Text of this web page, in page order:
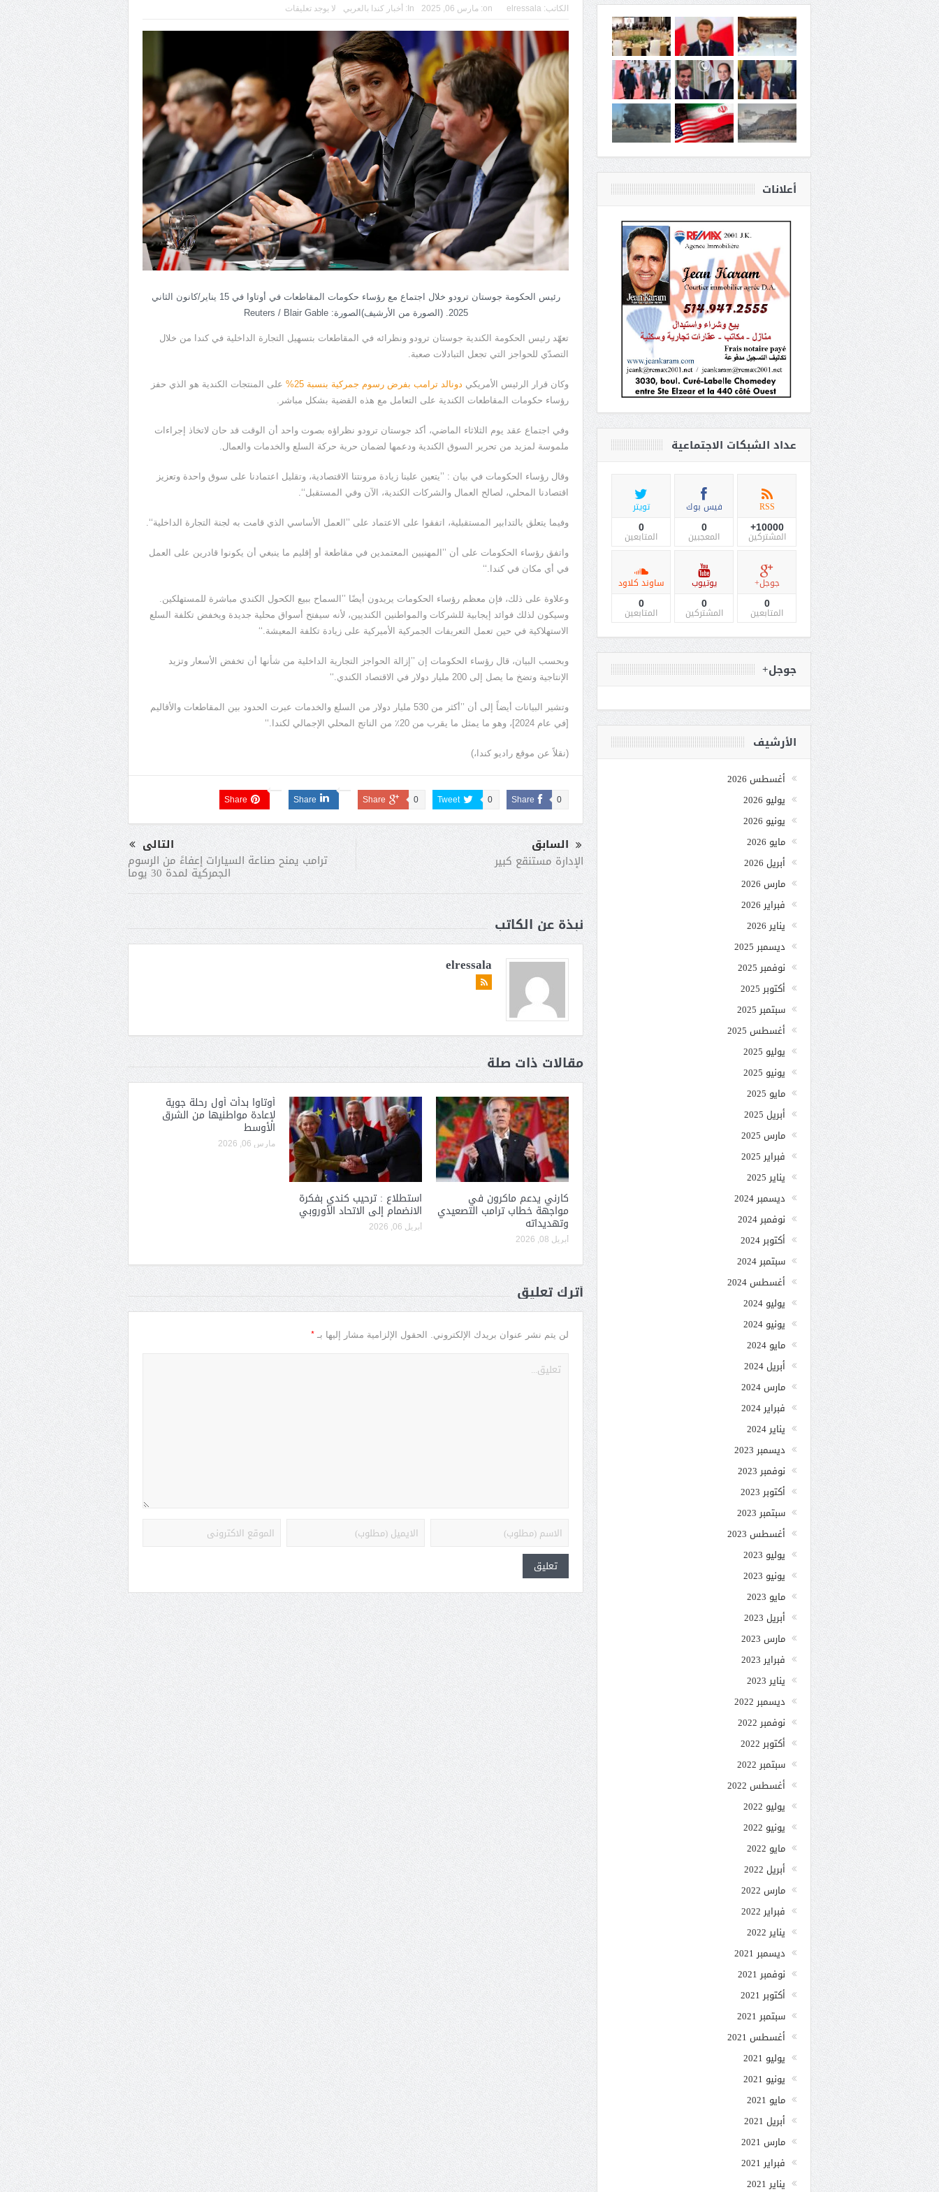
الكاتب: elressala
on: مارس 06, 2025 In: أخبار كندا بالعربي لا يوجد تعليقات
رئيس الحكومة جوستان ترودو خلال اجتماع مع رؤساء حكومات المقاطعات في أوتاوا في 15 يناير/كانون الثاني
2025. (الصورة من الأرشيف)الصورة: Reuters / Blair Gable
تعهّد رئيس الحكومة الكندية جوستان ترودو ونظرائه في المقاطعات بتسهيل التجارة الداخلية في كندا من خلال
التصدّي للحواجز التي تجعل التبادلات صعبة.
وكان قرار الرئيس الأمريكي دونالد ترامب بفرض رسوم جمركية بنسبة 25%
على المنتجات الكندية هو الذي حفز
رؤساء حكومات المقاطعات الكندية على التعامل مع هذه القضية بشكل مباشر.
وفي اجتماع عقد يوم الثلاثاء الماضي، أكد جوستان ترودو نظراؤه بصوت واحد أن الوقت قد حان لاتخاذ إجراءات
ملموسة لمزيد من تحرير السوق الكندية ودعمها لضمان حرية حركة السلع والخدمات والعمال.
وقال رؤساء الحكومات في بيان : ’’يتعين علينا زيادة مرونتنا الاقتصادية، وتقليل اعتمادنا على سوق واحدة وتعزيز
اقتصادنا المحلي، لصالح العمال والشركات الكندية، الآن وفي المستقبل‘‘.
وفيما يتعلق بالتدابير المستقبلية، اتفقوا على الاعتماد على ’’العمل الأساسي الذي قامت به لجنة التجارة الداخلية‘‘.
واتفق رؤساء الحكومات على أن ’’المهنيين المعتمدين في مقاطعة أو إقليم ما ينبغي أن يكونوا قادرين على العمل
في أي مكان في كندا.‘‘
وعلاوة على ذلك، فإن معظم رؤساء الحكومات يريدون أيضًا ’’السماح ببيع الكحول الكندي مباشرة للمستهلكين.
وسيكون لذلك فوائد إيجابية للشركات والمواطنين الكنديين، لأنه سيفتح أسواق محلية جديدة ويخفض تكلفة السلع
الاستهلاكية في حين تعمل التعريفات الجمركية الأميركية على زيادة تكلفة المعيشة.‘‘
وبحسب البيان، قال رؤساء الحكومات إن ’’إزالة الحواجز التجارية الداخلية من شأنها أن تخفض الأسعار وتزيد
الإنتاجية وتضخ ما يصل إلى 200 مليار دولار في الاقتصاد الكندي.‘‘
وتشير البيانات أيضاً إلى أن ’’أكثر من 530 مليار دولار من السلع والخدمات عبرت الحدود بين المقاطعات والأقاليم
[في عام 2024]، وهو ما يمثل ما يقرب من 20٪ من الناتج المحلي الإجمالي لكندا.‘‘
(نقلاً عن موقع راديو كندا،)
Share 0
Tweet 0
Share 0
Share
Share
السابق
الإدارة مستنقع كبير
التالى
ترامب يمنح صناعة السيارات إعفاءً من الرسوم
الجمركية لمدة 30 يوما
نبذة عن الكاتب
elressala
مقالات ذات صلة
كارني يدعم ماكرون في
مواجهة خطاب ترامب التصعيدي
وتهديداته
أبريل 08, 2026
استطلاع : ترحيب كندي بفكرة
الانضمام إلى الاتحاد الأوروبي
أبريل 06, 2026
أوتاوا بدأت أول رحلة جوية
لإعادة مواطنيها من الشرق
الأوسط
مارس 06, 2026
أترك تعليق
لن يتم نشر عنوان بريدك الإلكتروني. الحقول الإلزامية مشار إليها بـ *
أعلانات
عداد الشبكات الاجتماعية
RSS
10000+
المشتركين
فيس بوك
0
المعجبين
تويتر
0
المتابعين
جوجل+
0
المتابعين
يوتيوب
0
المشتركين
ساوند كلاود
0
المتابعين
جوجل+
الأرشيف
أغسطس 2026
يوليو 2026
يونيو 2026
مايو 2026
أبريل 2026
مارس 2026
فبراير 2026
يناير 2026
ديسمبر 2025
نوفمبر 2025
أكتوبر 2025
سبتمبر 2025
أغسطس 2025
يوليو 2025
يونيو 2025
مايو 2025
أبريل 2025
مارس 2025
فبراير 2025
يناير 2025
ديسمبر 2024
نوفمبر 2024
أكتوبر 2024
سبتمبر 2024
أغسطس 2024
يوليو 2024
يونيو 2024
مايو 2024
أبريل 2024
مارس 2024
فبراير 2024
يناير 2024
ديسمبر 2023
نوفمبر 2023
أكتوبر 2023
سبتمبر 2023
أغسطس 2023
يوليو 2023
يونيو 2023
مايو 2023
أبريل 2023
مارس 2023
فبراير 2023
يناير 2023
ديسمبر 2022
نوفمبر 2022
أكتوبر 2022
سبتمبر 2022
أغسطس 2022
يوليو 2022
يونيو 2022
مايو 2022
أبريل 2022
مارس 2022
فبراير 2022
يناير 2022
ديسمبر 2021
نوفمبر 2021
أكتوبر 2021
سبتمبر 2021
أغسطس 2021
يوليو 2021
يونيو 2021
مايو 2021
أبريل 2021
مارس 2021
فبراير 2021
يناير 2021